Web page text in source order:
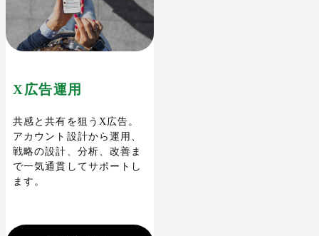
X広告運用
共感と共有を狙うX広告。
アカウント設計から運用、
戦略の設計、分析、改善ま
で一気通貫してサポートし
ます。